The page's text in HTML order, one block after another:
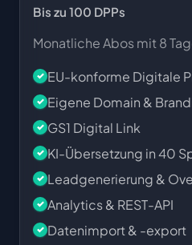
Bis zu 100 DPPs
Monatliche Abos mit 8
EU-konforme Digitale
Eigene Domain &
GS1 Digital Link
KI-Übersetzung in 40
Leadgenerierung &
Analytics & REST-API
Datenimport & -export